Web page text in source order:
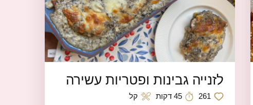
לזנייה גבינות ופטריות עשירה
כמות לייקים
261 זמן הכנה
45 דקות רמת קושי
קל